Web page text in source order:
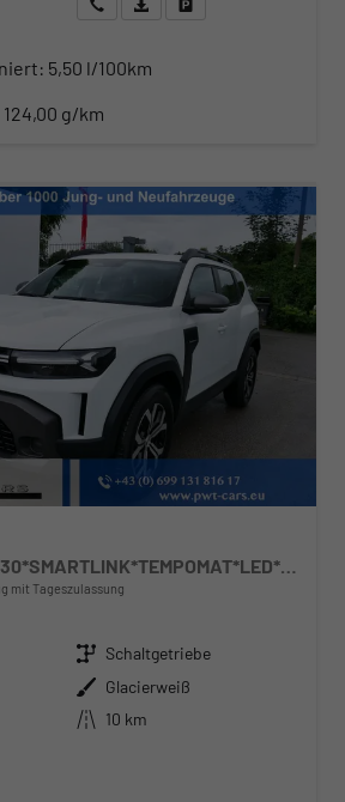
5,50 l/100km
124,00 g/km
mit Tageszulassung
Getriebe Schaltgetriebe
Außenfarbe Glacierweiß
Kilometerstand
10 km